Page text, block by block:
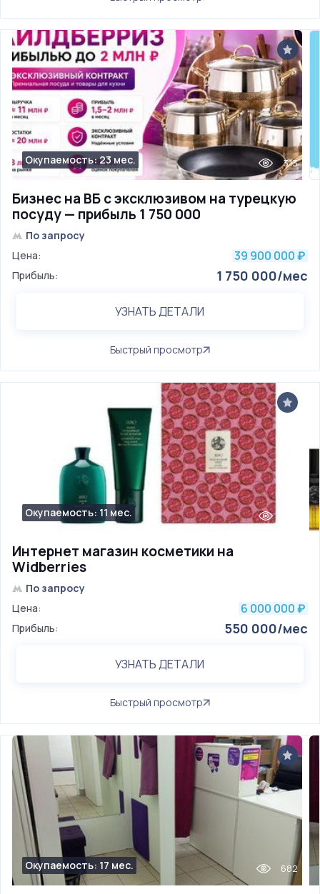
Бизнес на ВБ с эксклюзивом на турецкую
посуду — прибыль 1 750 000
Окупаемость: 23 мес. 313
По запросу
Цена:
39 900 000 ₽
Прибыль: 1 750 000/мес
УЗНАТЬ ДЕТАЛИ
Быстрый просмотр
Интернет магазин косметики на
Widberries
Окупаемость: 11 мес.
По запросу
Цена:
6 000 000 ₽
Прибыль: 550 000/мес
УЗНАТЬ ДЕТАЛИ
Быстрый просмотр
Окупаемость: 17 мес. 682